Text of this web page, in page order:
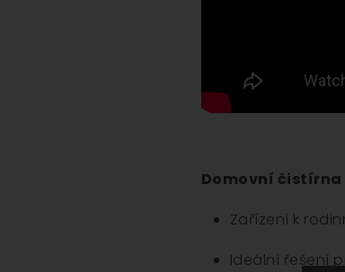
Domovní
Zařízení k
Ideální řešení